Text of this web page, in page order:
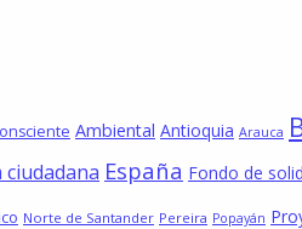
Ambiental Antioquia Arauca
ciudadana España Fondo de
Norte de Santander Pereira Popayán